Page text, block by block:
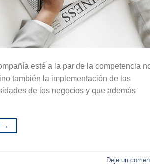
esté a la par de la competencia
también la implementación de las
de los negocios y que además
→
Deje un